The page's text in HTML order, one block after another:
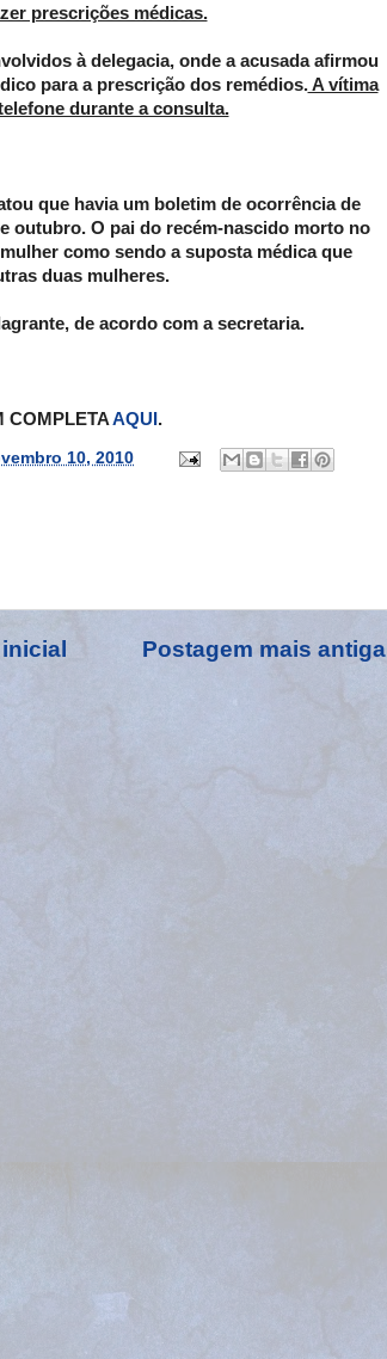
prescrições médicas.
à delegacia, onde a acusada afirmou
para a prescrição dos remédios.A vítima
durante a consulta.
que havia um boletim de ocorrência de
outubro. O pai do recém-nascido morto no
como sendo a suposta médica que
duas mulheres.
de acordo com a secretaria.
COMPLETAAQUI .
10, 2010
Postagem mais antiga